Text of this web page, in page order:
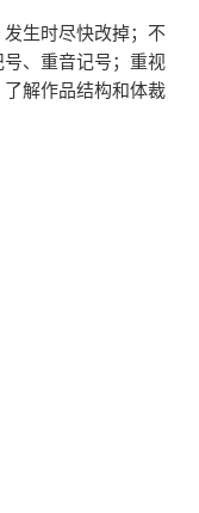
生时尽快改掉；不
、重音记号；重视
解作品结构和体裁